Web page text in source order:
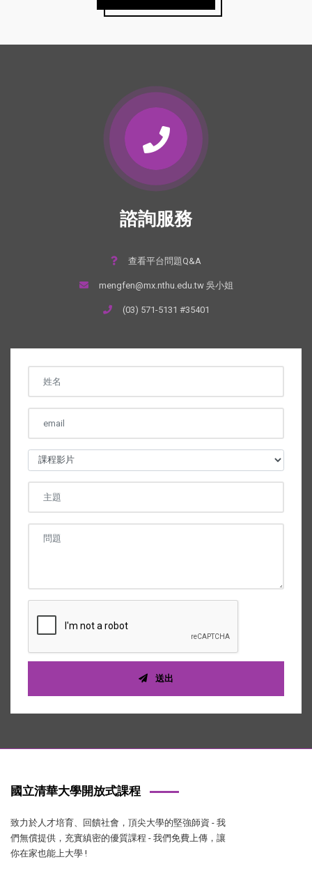
諮詢服務
查看平台問題Q&A
mengfen@mx.nthu.edu.tw 吳小姐
(03) 571-5131 #35401
送出
國立清華大學開放式課程
致力於人才培育、回饋社會，頂尖大學的堅強師資 - 我
們無償提供，充實縝密的優質課程 - 我們免費上傳，讓
你在家也能上大學 !